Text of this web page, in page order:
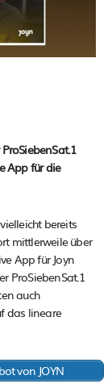
App für die
bereits
mittlerweile über
App für Joyn
ProSiebenSat.1
auch
das lineare
von JOYN